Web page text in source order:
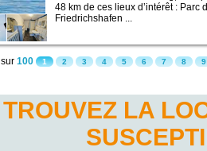
48 km de ces lieux d’intérêt : Parc
Friedrichshafen ...
sur 100 1 2 3 4 5 6 7 8 9
TROUVEZ LA